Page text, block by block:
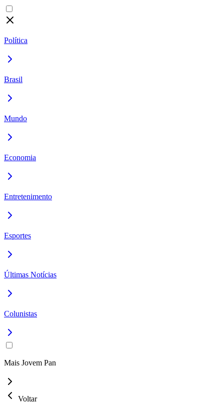
Política
Brasil
Mundo
Economia
Entretenimento
Esportes
Últimas Notícias
Colunistas
Mais Jovem Pan
Voltar